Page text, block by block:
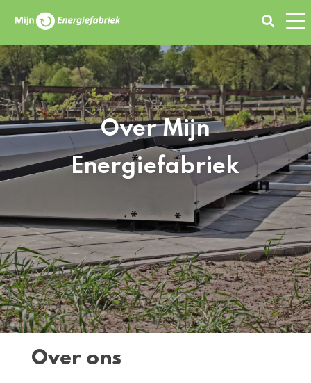
Over Mijn
Energiefabriek
Over ons